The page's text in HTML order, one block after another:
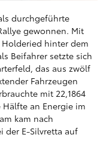
durchgeführte
gewonnen. Mit
hinter dem
Beifahrer setzte sich
das aus zwölf
Fahrzeugen
mit 22,1864
an Energie im
kam nach
der E-Silvretta auf